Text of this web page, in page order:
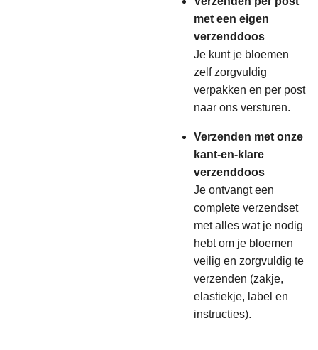
met een eigen
verzenddoos
Je kunt je bloemen
zelf zorgvuldig
verpakken en per post
naar ons versturen.
Verzenden met onze
kant-en-klare
verzenddoos
Je ontvangt een
complete verzendset
met alles wat je nodig
hebt om je bloemen
veilig en zorgvuldig te
verzenden (zakje,
elastiekje, label en
instructies).